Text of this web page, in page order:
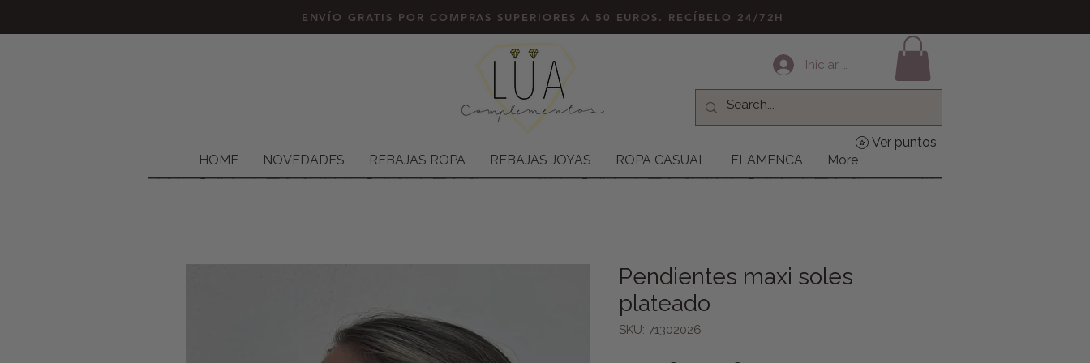
ENVÍO GRATIS POR COMPRAS SUPERIORES A 50 EUROS. RECÍBELO 24/72H
Iniciar sesión
HOME NOVEDADES REBAJAS ROPA REBAJAS JOYAS ROPA CASUAL FLAMENCA More
Ver puntos
Pendientes maxi soles
plateado
SKU: 71302026